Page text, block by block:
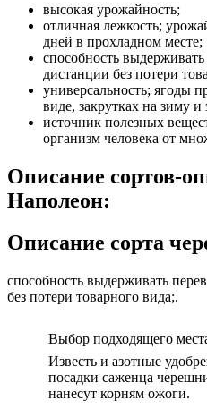
высокая урожайность;
отличная лежкость;
дней в прохладном месте;
способность
дистанции без потери
универсальность; ягоды
виде, закрутках на зиму и
источник полезных
организм человека от
Описание сортов-
Наполеон:
Описание сорта
способность выдерживать
без потери товарного вида;.
Выбор подходящего
Известь и азотные
посадки саженца
нанесут корням ожоги.